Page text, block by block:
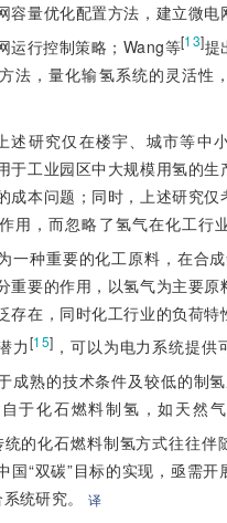
容量优化配置方法，建立微
运行控制策略；Wang等[13]提
法，量化输氢系统的灵活性
述研究仅在楼宇、城市等中
于工业园区中大规模用氢的
成本问题；同时，上述研究
用，而忽略了氢气在化工行
一种重要的化工原料，在合
重要的作用，以氢气为主要
存在，同时化工行业的负荷
力[15] ，可以为电力系统提供
成熟的技术条件及较低的制
于化石燃料制氢，如天然
统的化石燃料制氢方式往往伴
国“双碳”目标的实现，亟需
系统研究。译